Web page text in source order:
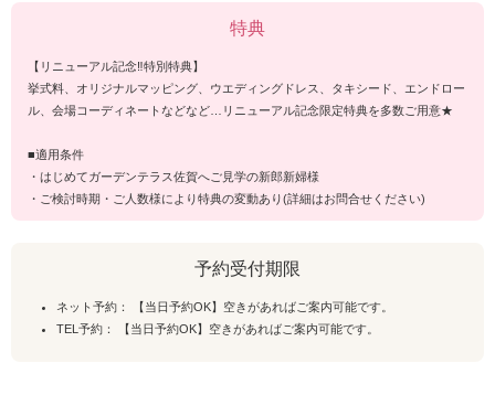
特典
【リニューアル記念‼特別特典】
挙式料、オリジナルマッピング、ウエディングドレス、タキシード、エンドロー
ル、会場コーディネートなどなど…リニューアル記念限定特典を多数ご用意★
■適用条件
・はじめてガーデンテラス佐賀へご見学の新郎新婦様
・ご検討時期・ご人数様により特典の変動あり(詳細はお問合せください)
予約受付期限
ネット予約： 【当日予約OK】空きがあればご案内可能です。
TEL予約： 【当日予約OK】空きがあればご案内可能です。